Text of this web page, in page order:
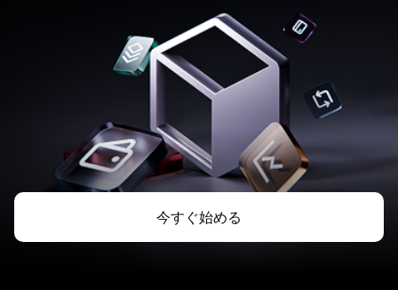
今すぐ始める